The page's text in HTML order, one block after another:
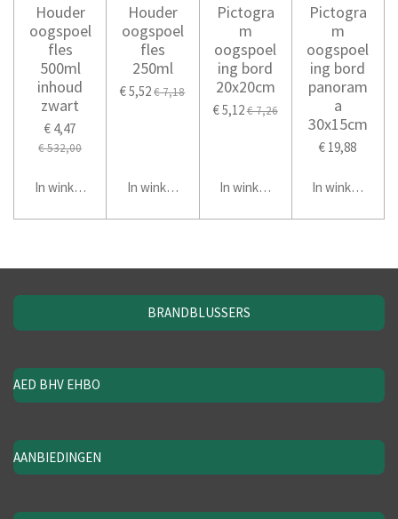
Houder
oogspoel
fles
500ml
inhoud
zwart
€ 4,47
€ 532,00
In winkelwagen
Houder
oogspoel
fles
250ml
€ 5,52€ 7,18
In winkelwagen
Pictogra
m
oogspoel
ing bord
20x20cm
€ 5,12€ 7,26
In winkelwagen
Pictogra
m
oogspoel
ing bord
panoram
a
30x15cm
€ 19,88
In winkelwagen
BRANDBLUSSERS
AED BHV EHBO
AANBIEDINGEN